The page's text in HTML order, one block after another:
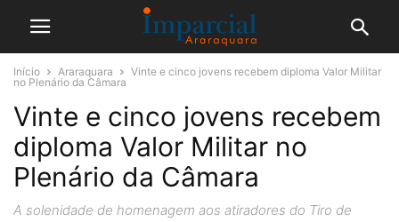
Início Araraquara
Vinte e cinco jovens recebem diploma Valor Militar
no Plenário da Câmara
Vinte e cinco jovens recebem
diploma Valor Militar no
Plenário da Câmara
A solenidade de homenagem aos atiradores do Tiro de